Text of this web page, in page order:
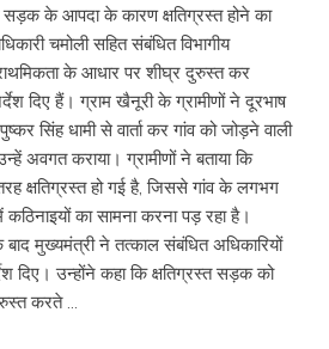
सड़क के आपदा के कारण क्षतिग्रस्त होने का
चमोली सहित संबंधित विभागीय
के आधार पर शीघ्र दुरुस्त कर
दिए हैं। ग्राम खैनूरी के ग्रामीणों ने दूरभाष
सिंह धामी से वार्ता कर गांव को जोड़ने वाली
अवगत कराया। ग्रामीणों ने बताया कि
क्षतिग्रस्त हो गई है, जिससे गांव के लगभग
का सामना करना पड़ रहा है।
मुख्यमंत्री ने तत्काल संबंधित अधिकारियों
दिए। उन्होंने कहा कि क्षतिग्रस्त सड़क को
करते ...